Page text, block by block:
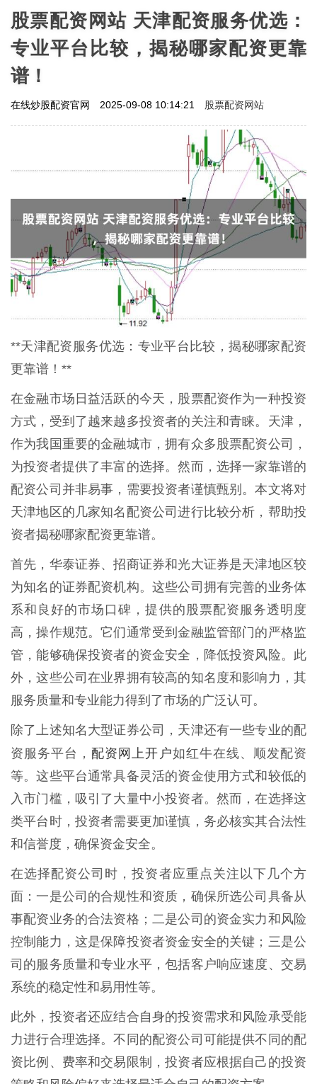
股票配资网站 天津配资服务优选：
专业平台比较，揭秘哪家配资更靠
谱！
在线炒股配资官网 2025-09-08 10:14:21 股票配资网站
**天津配资服务优选：专业平台比较，揭秘哪家配资
更靠谱！**
在金融市场日益活跃的今天，股票配资作为一种投资
方式，受到了越来越多投资者的关注和青睐。天津，
作为我国重要的金融城市，拥有众多股票配资公司，
为投资者提供了丰富的选择。然而，选择一家靠谱的
配资公司并非易事，需要投资者谨慎甄别。本文将对
天津地区的几家知名配资公司进行比较分析，帮助投
资者揭秘哪家配资更靠谱。
首先，华泰证券、招商证券和光大证券是天津地区较
为知名的证券配资机构。这些公司拥有完善的业务体
系和良好的市场口碑，提供的股票配资服务透明度
高，操作规范。它们通常受到金融监管部门的严格监
管，能够确保投资者的资金安全，降低投资风险。此
外，这些公司在业界拥有较高的知名度和影响力，其
服务质量和专业能力得到了市场的广泛认可。
除了上述知名大型证券公司，天津还有一些专业的配
资服务平台，配资网上开户如红牛在线、顺发配资
等。这些平台通常具备灵活的资金使用方式和较低的
入市门槛，吸引了大量中小投资者。然而，在选择这
类平台时，投资者需要更加谨慎，务必核实其合法性
和信誉度，确保资金安全。
在选择配资公司时，投资者应重点关注以下几个方
面：一是公司的合规性和资质，确保所选公司具备从
事配资业务的合法资格；二是公司的资金实力和风险
控制能力，这是保障投资者资金安全的关键；三是公
司的服务质量和专业水平，包括客户响应速度、交易
系统的稳定性和易用性等。
此外，投资者还应结合自身的投资需求和风险承受能
力进行合理选择。不同的配资公司可能提供不同的配
资比例、费率和交易限制，投资者应根据自己的投资